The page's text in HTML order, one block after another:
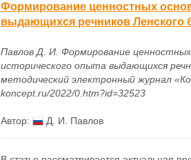
Формирование ценностных
выдающихся речников Ленского
Павлов Д. И. Формирование
исторического опыта выдающихся
методический электронный журнал
koncept.ru/2022/0.htm?id=32523
Автор: Д. И. Павлов